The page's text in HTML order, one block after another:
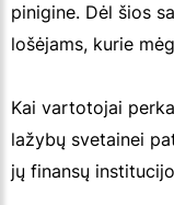
pinigine. Dėl šios
lošėjams, kurie
Kai vartotojai
lažybų svetainei
jų finansų